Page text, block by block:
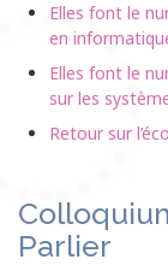
Elles font le
en
Elles font le
sur les
Retour sur
Parlier